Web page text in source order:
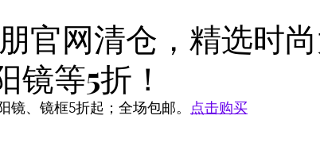
官网清仓，精选时
镜等5折！
镜、镜框5折起；全场包邮。 点击购买